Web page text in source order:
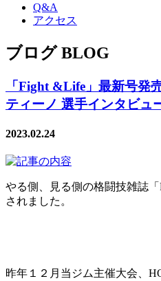
Q&A
アクセス
ブログ BLOG
「Fight &Life」最新号
ティーノ 選手インタビュ
2023.02.24
やる側、見る側の格闘技雑誌
されました。
昨年１２月当ジム主催大会、